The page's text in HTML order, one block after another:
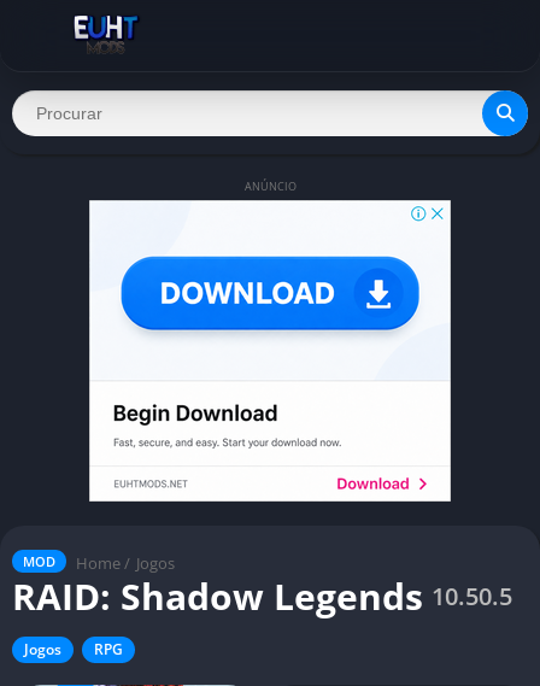
ANÚNCIO
MOD Home / Jogos
RAID: Shadow Legends 10.50.5
Jogos RPG